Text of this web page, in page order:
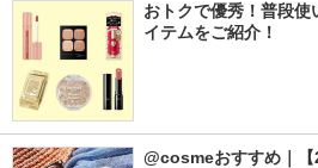
おトクで優秀！普段
イテムをご紹介！
@cosmeおすすめ｜